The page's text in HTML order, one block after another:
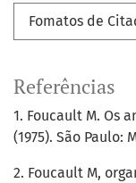
Fomatos de
Referências
1. Foucault M. Os
(1975). São Paulo:
2. Foucault M,